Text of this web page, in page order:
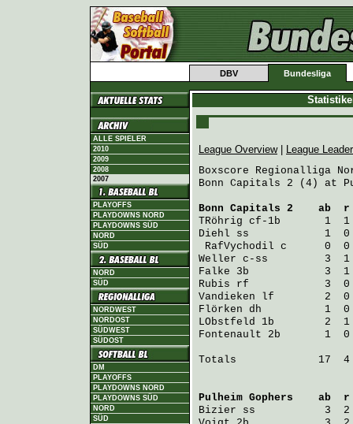
DBV Bundesliga
ALLE SPIELER
2010
2009
2008
2007
PLAYOFFS
PLAYDOWNS NORD
PLAYDOWNS SÜD
NORD
SÜD
NORD
SÜD
NORDWEST
NORDOST
SÜDWEST
SÜDOST
DM
PLAYOFFS
PLAYDOWNS NORD
PLAYDOWNS SÜD
NORD
SÜD
League Overview|
League
Boxscore Regionalliga
Bonn Capitals 2 (4) at
Bonn Capitals 2
ab  r
TRöhrig cf-1b       1  1
Diehl ss            1  0
RafVychodil c      0  0
Weller c-ss         3  1
Falke 3b            3  1
Rubis rf            3  0
Vandieken lf        2  0
Flörken dh          1  0
LObstfeld 1b        2  1
Fontenault 2b       1  0
Totals             17  4
Pulheim Gophers
ab  r
Bizier ss           3  2